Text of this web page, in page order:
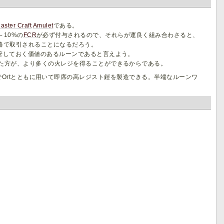
CraftAmuletである。
10%のFCRが必ず付与されるので、それらが運良く組み合わさると、
取引されることになるだろう。
ておく価値のあるルーンであると言えよう。
が、より多くの火レジを得ることができるからである。
とともに用いて即席の高レジスト鎧を製造できる。半端なルーンワ